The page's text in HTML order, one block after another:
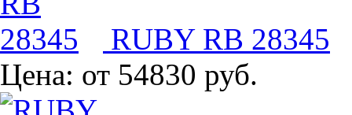
RUBY RB 28345
Цена: от 54830 руб.